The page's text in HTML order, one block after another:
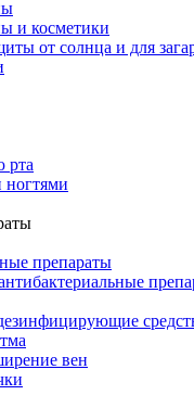
и косметики
от солнца и для
рта
ногтями
препараты
вен